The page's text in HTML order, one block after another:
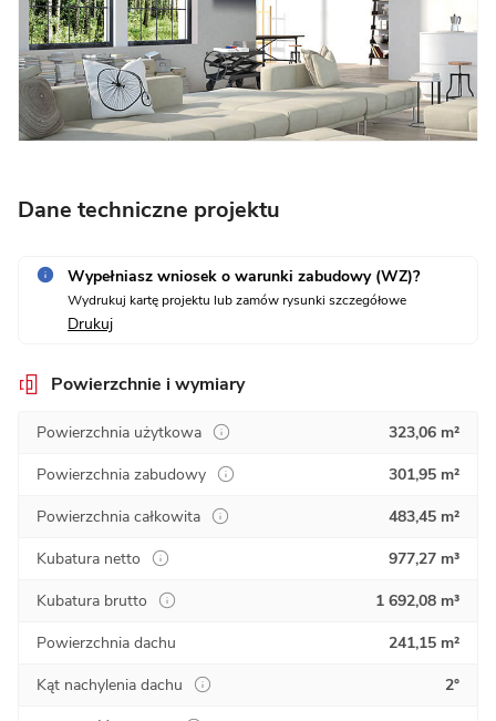
Dane techniczne projektu
Wypełniasz wniosek o warunki zabudowy (WZ)?
Wydrukuj kartę projektu lub zamów rysunki szczegółowe
Drukuj
Powierzchnie i wymiary
Powierzchnia użytkowa
323,06 m²
Powierzchnia zabudowy
301,95 m²
Powierzchnia całkowita
483,45 m²
Kubatura netto
977,27 m³
Kubatura brutto
1 692,08 m³
Powierzchnia dachu
241,15 m²
Kąt nachylenia dachu
2°